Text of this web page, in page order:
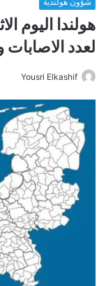
لعدد الاصابات
Yousri Elkashif
س
ل
ب
ي
د
ا
إ
ل
ك
ت